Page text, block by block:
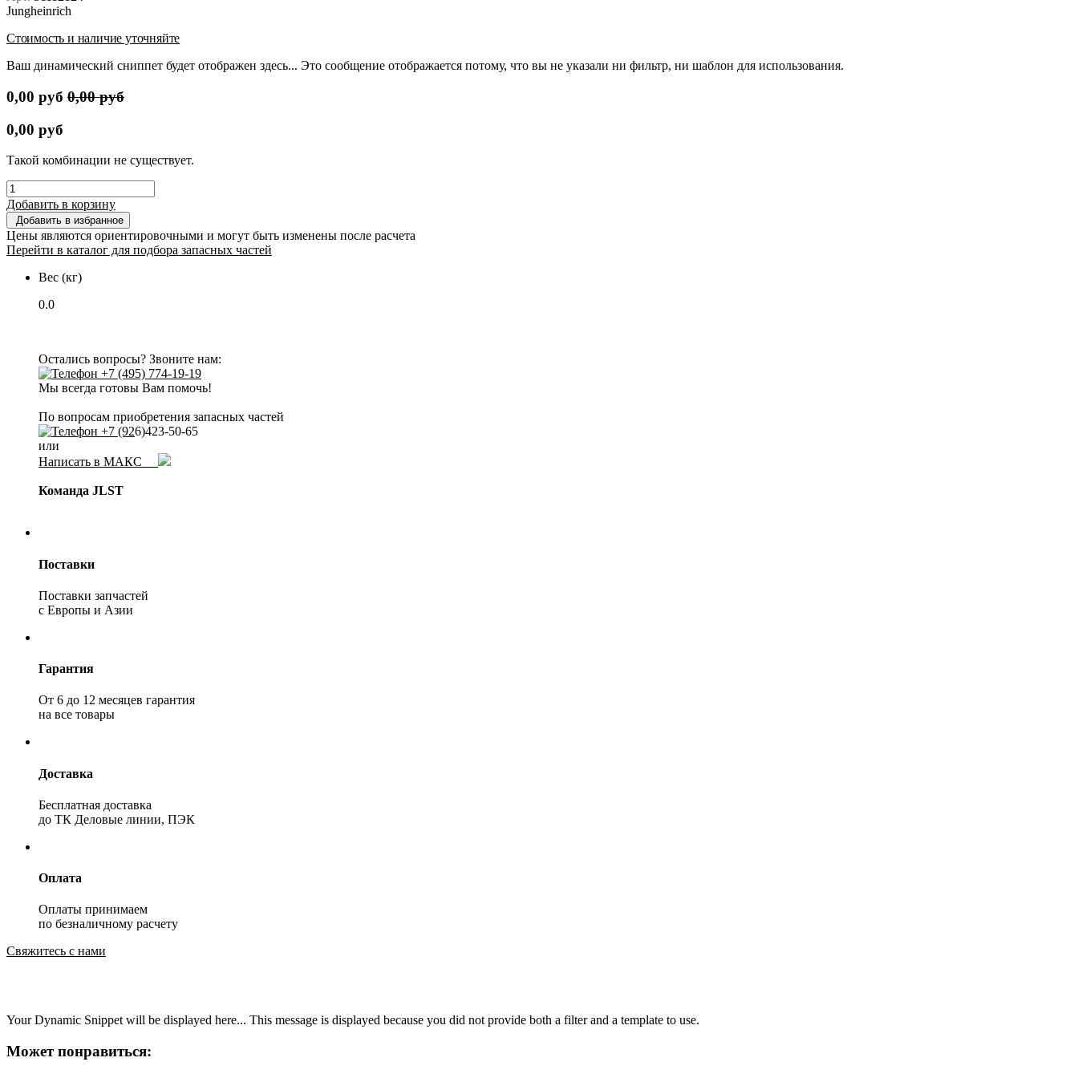
Jungheinrich
Стоимость и наличие уточняйте
Ваш динамический сниппет будет отображен здесь... Это сообщение отображается потому, что вы не указали ни фильтр, ни шаблон для использования.
0,00 руб 0,00руб
0,00 руб
Такой комбинации не существует.
Добавить в корзину
Добавить в избранное
Цены являются ориентировочными и могут быть изменены после расчета
Перейти в каталог для подбора запасных частей
Вес (кг)
0.0
Остались вопросы? Звоните нам:
+7 (495) 774-19-19
Мы всегда готовы Вам помочь!
По вопросам приобретения запасных частей
+7 (926)423-50-65
или
Написать в МАКС
Команда JLST
Поставки
Поставки запчастей
с Европы и Азии
Гарантия
От 6 до 12 месяцев гарантия
на все товары
Доставка
Бесплатная доставка
до ТК Деловые линии, ПЭК
Оплата
Оплаты принимаем
по безналичному расчету
Свяжитесь с нами
Your Dynamic Snippet will be displayed here... This message is displayed because you did not provide both a filter and a template to use.
Может понравиться: